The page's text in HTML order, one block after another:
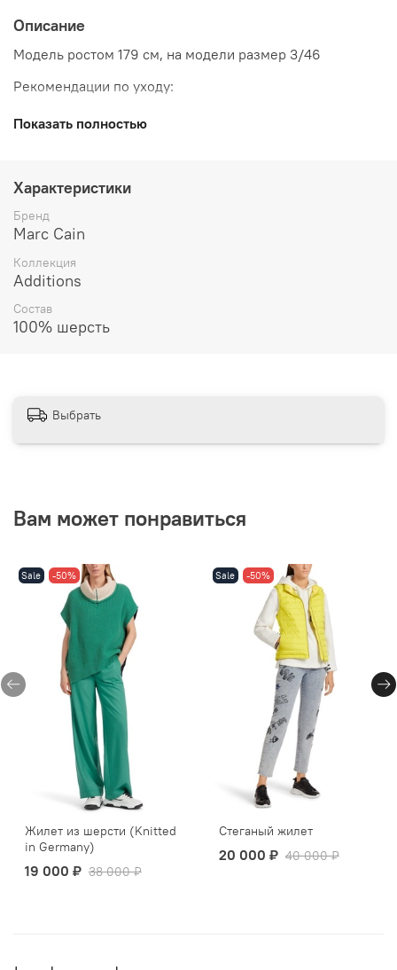
Описание
Модель ростом 179 см, на модели размер 3/46
Рекомендации по уходу:
Показать полностью
Характеристики
Бренд
Marc Cain
Коллекция
Additions
Состав
100% шерсть
Выбрать
Вам может понравиться
Sale -50%
Жилет из шерсти (Knitted
in Germany)
19 000 ₽ 38 000 ₽
Sale -50%
Стеганый жилет
20 000 ₽ 40 000 ₽